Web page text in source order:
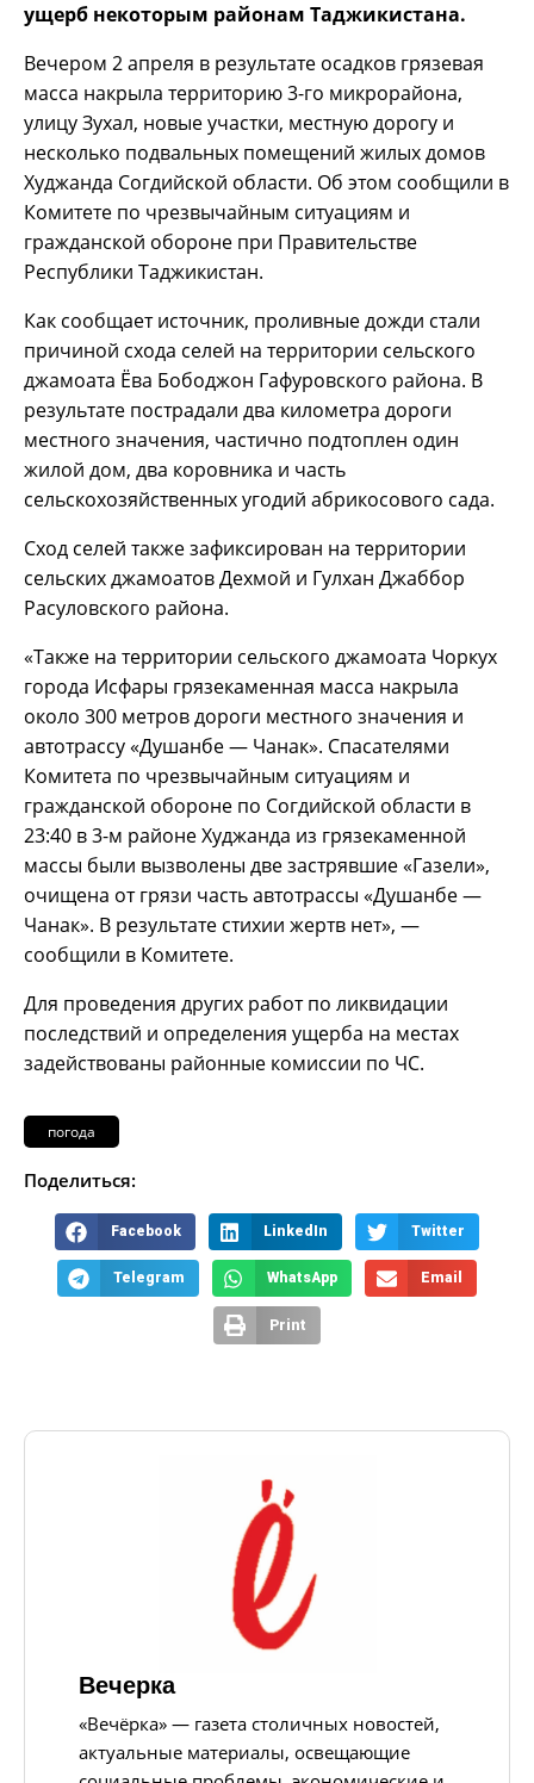
ущерб некоторым районам Таджикистана.
Вечером 2 апреля в результате осадков грязевая
масса накрыла территорию 3-го микрорайона,
улицу Зухал, новые участки, местную дорогу и
несколько подвальных помещений жилых домов
Худжанда Согдийской области. Об этом сообщили в
Комитете по чрезвычайным ситуациям и
гражданской обороне при Правительстве
Республики Таджикистан.
Как сообщает источник, проливные дожди стали
причиной схода селей на территории сельского
джамоата Ёва Бободжон Гафуровского района. В
результате пострадали два километра дороги
местного значения, частично подтоплен один
жилой дом, два коровника и часть
сельскохозяйственных угодий абрикосового сада.
Сход селей также зафиксирован на территории
сельских джамоатов Дехмой и Гулхан Джаббор
Расуловского района.
«Также на территории сельского джамоата Чоркух
города Исфары грязекаменная масса накрыла
около 300 метров дороги местного значения и
автотрассу «Душанбе — Чанак». Спасателями
Комитета по чрезвычайным ситуациям и
гражданской обороне по Согдийской области в
23:40 в 3-м районе Худжанда из грязекаменной
массы были вызволены две застрявшие «Газели»,
очищена от грязи часть автотрассы «Душанбе —
Чанак». В результате стихии жертв нет», —
сообщили в Комитете.
Для проведения других работ по ликвидации
последствий и определения ущерба на местах
задействованы районные комиссии по ЧС.
погода
Поделиться:
Facebook LinkedIn Twitter
Telegram WhatsApp Email
Print
Вечерка
«Вечёрка» — газета столичных новостей,
актуальные материалы, освещающие